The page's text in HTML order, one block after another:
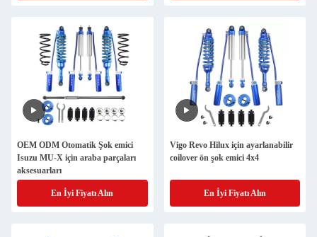
OEM ODM Otomatik Şok emici
Isuzu MU-X için araba parçaları
aksesuarları
En İyi Fiyatı Alın
Vigo Revo Hilux için ayarlanabilir
coilover ön şok emici 4x4
En İyi Fiyatı Alın